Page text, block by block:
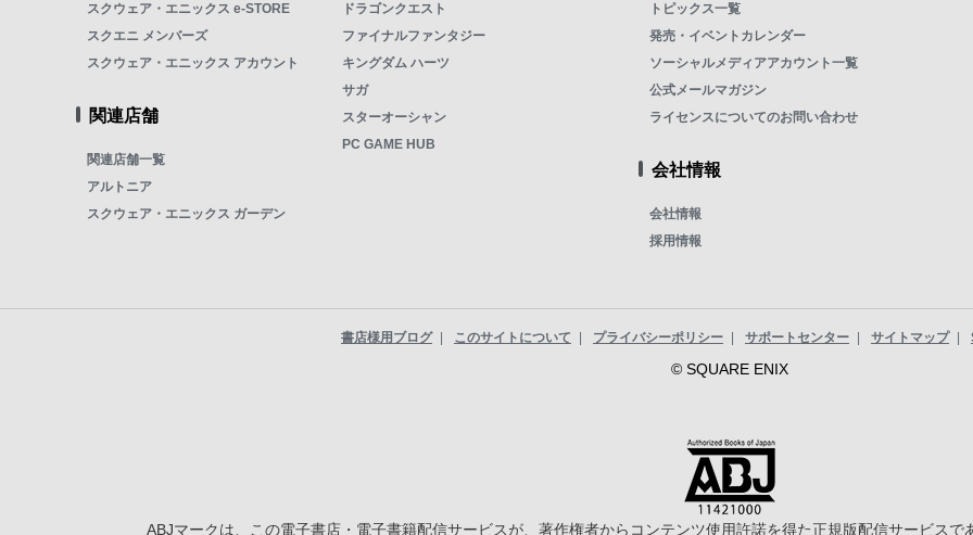
スクウェア・エニックス e-STORE
スクエニ メンバーズ
スクウェア・エニックス アカウント
関連店舗
関連店舗一覧
アルトニア
スクウェア・エニックス ガーデン
ドラゴンクエスト
ファイナルファンタジー
キングダム ハーツ
サガ
スターオーシャン
PC GAME HUB
トピックス一覧
発売・イベントカレンダー
ソーシャルメディアアカウント一覧
公式メールマガジン
ライセンスについてのお問い合わせ
会社情報
会社情報
採用情報
書店様用ブログ このサイトについて プライバシーポリシー サポートセンター サイトマップ
© SQUARE ENIX
ABJマークは、この電子書店・電子書籍配信サービスが、著作権者からコンテンツ使用許諾を得た正規版配信サービス